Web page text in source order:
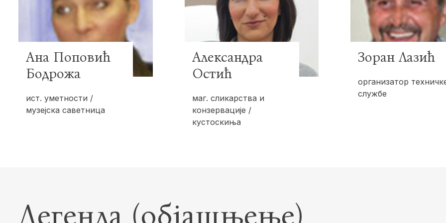
Ана Поповић
Бодрожа
ист. уметности /
музејска саветница
Александра
Остић
маг. сликарства и
конзервације /
кустоскиња
Зоран Лазић
организатор
службе
Легенда (објашњење)